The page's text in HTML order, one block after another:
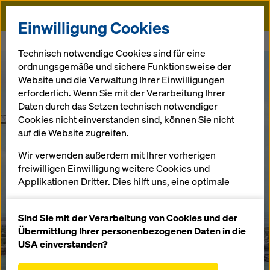
Doka
Pfeiler und Pylone
Einwilligung Cookies
Technisch notwendige Cookies sind für eine
ordnungsgemäße und sichere Funktionsweise der
Website und die Verwaltung Ihrer Einwilligungen
erforderlich. Wenn Sie mit der Verarbeitung Ihrer
Daten durch das Setzen technisch notwendiger
Cookies nicht einverstanden sind, können Sie nicht
auf die Website zugreifen.
Wir verwenden außerdem mit Ihrer vorherigen
freiwilligen Einwilligung weitere Cookies und
Applikationen Dritter. Dies hilft uns, eine optimale
die Funktionalität unserer Website ständig zu
verbessern (Funktionale und Statistik Cookies),
Sind Sie mit der Verarbeitung von Cookies und der
Übermittlung Ihrer personenbezogenen Daten in die
USA einverstanden?